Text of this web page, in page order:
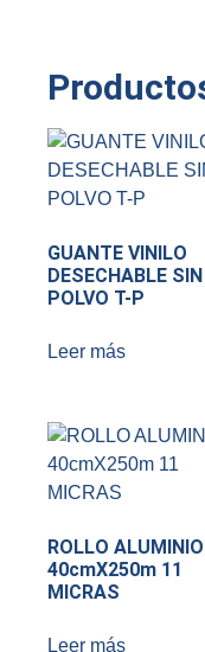
GUANTE VINILO
DESECHABLE SIN
POLVO T-P
Leer más
ROLLO ALUMINIO
40cmX250m 11
MICRAS
Leer más